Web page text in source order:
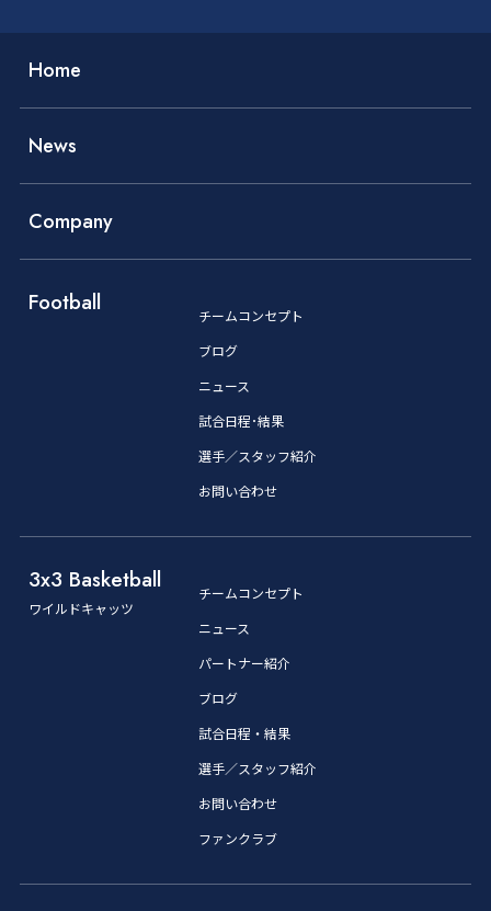
Home
News
Company
Football
チームコンセプト
ブログ
ニュース
試合日程･結果
選手／スタッフ紹介
お問い合わせ
3x3 Basketball
ワイルドキャッツ
チームコンセプト
ニュース
パートナー紹介
ブログ
試合日程・結果
選手／スタッフ紹介
お問い合わせ
ファンクラブ